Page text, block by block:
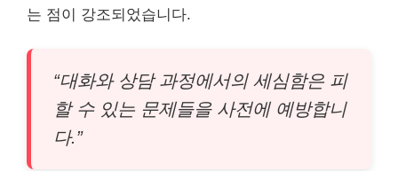
는 점이 강조되었습니다.
“대화와 상담 과정에서의 세심함은 피
할 수 있는 문제들을 사전에 예방합니
다.”